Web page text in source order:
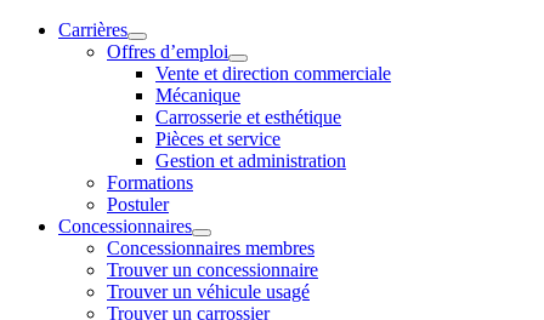
Carrières
Offres d’emploi
Vente et direction commerciale
Mécanique
Carrosserie et esthétique
Pièces et service
Gestion et administration
Formations
Postuler
Concessionnaires
Concessionnaires membres
Trouver un concessionnaire
Trouver un véhicule usagé
Trouver un carrossier